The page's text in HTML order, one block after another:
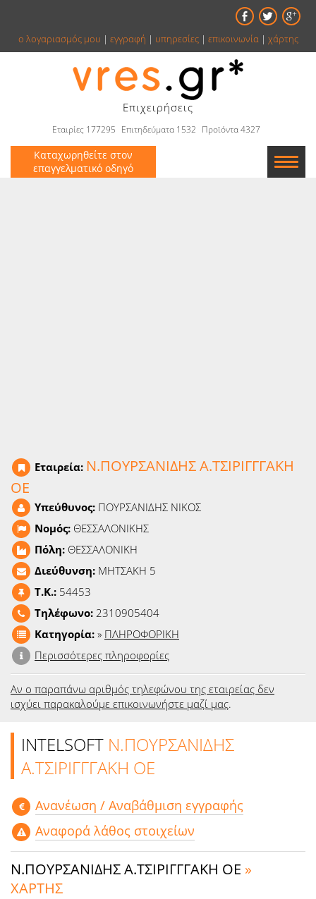
ο λογαριασμός μου | εγγραφή | υπηρεσίες| επικοινωνία| χάρτης
Επιχειρήσεις
Εταιρίες 177295 Επιτηδεύματα 1532 Προϊόντα 4327
Καταχωρηθείτε στον
επαγγελματικό οδηγό
Εταιρεία: Ν.ΠΟΥΡΣΑΝΙΔΗΣ Α.ΤΣΙΡΙΓΓΓΑΚΗ
ΟΕ
Υπεύθυνος: ΠΟΥΡΣΑΝΙΔΗΣ ΝΙΚΟΣ
Νομός: ΘΕΣΣΑΛΟΝΙΚΗΣ
Πόλη: ΘΕΣΣΑΛΟΝΙΚΗ
Διεύθυνση: ΜΗΤΣΑΚΗ 5
T.K.: 54453
Τηλέφωνο: 2310905404
Κατηγορία: » ΠΛΗΡΟΦΟΡΙΚΗ
Περισσότερες πληροφορίες
Αν ο παραπάνω αριθμός τηλεφώνου της εταιρείας δεν
ισχύει παρακαλούμε επικοινωνήστε μαζί μας.
INTELSOFT Ν.ΠΟΥΡΣΑΝΙΔΗΣ
Α.ΤΣΙΡΙΓΓΓΑΚΗ ΟΕ
Aνανέωση / Αναβάθμιση εγγραφής
Αναφορά λάθος στοιχείων
Ν.ΠΟΥΡΣΑΝΙΔΗΣ Α.ΤΣΙΡΙΓΓΓΑΚΗ ΟΕ »
ΧΑΡΤΗΣ